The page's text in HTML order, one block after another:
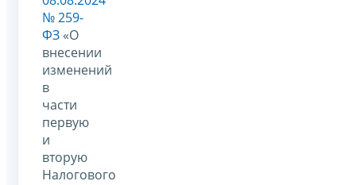
№ 259-
ФЗ «О
внесении
изменений
в
части
первую
и
вторую
Налогового